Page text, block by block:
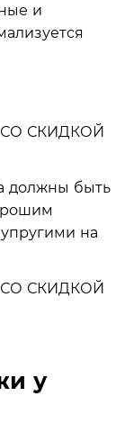
и
должны быть
на
у